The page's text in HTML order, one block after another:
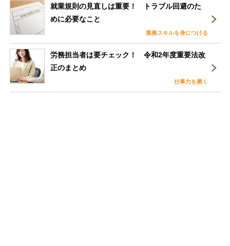
就業規則の見直しは重要！ トラブル回避のた
めに必要なこと
業務スキルを身につける
労務担当者は要チェック！ 令和2年度重要法改
正のまとめ
仕事力を磨く